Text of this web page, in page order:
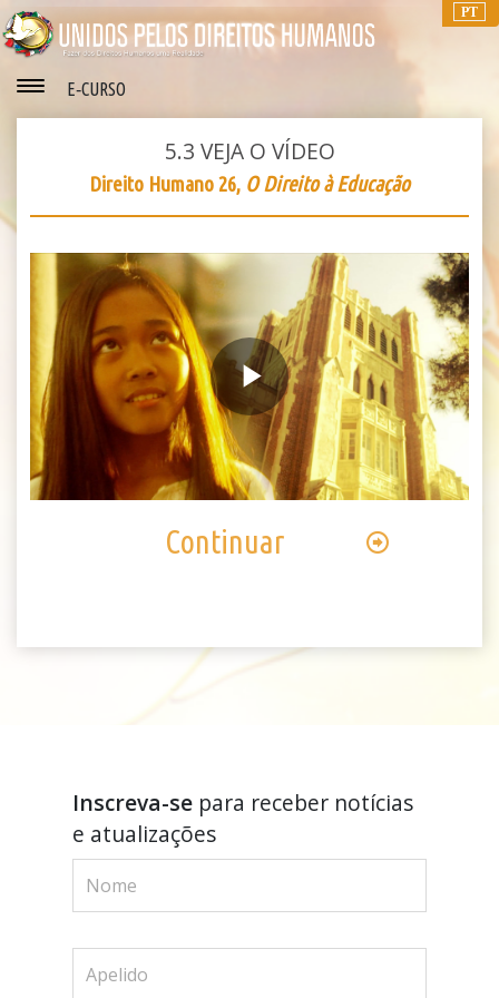
PT
E‑CURSO
5.3 VEJA O VÍDEO
Direito Humano 26, O Direito à Educação
Play
Video
Continuar
Inscreva-separa receber notícias
e atualizações